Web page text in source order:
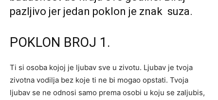
pazljivo jer jedan poklon je znak suza.
POKLON BROJ 1.
Ti si osoba kojoj je ljubav sve u zivotu. Ljubav je tvoja
zivotna vodilja bez koje ti ne bi mogao opstati. Tvoja
ljubav se ne odnosi samo prema osobi u koju se zaljubis,